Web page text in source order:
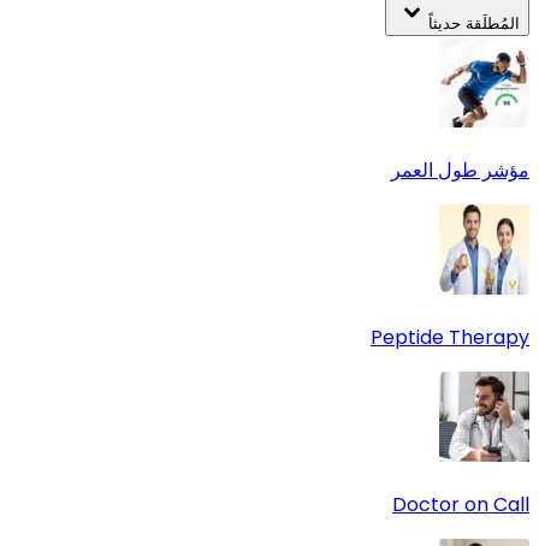
المُطلَقة حديثاً
مؤشر طول العمر
Peptide Therapy
Doctor on Call